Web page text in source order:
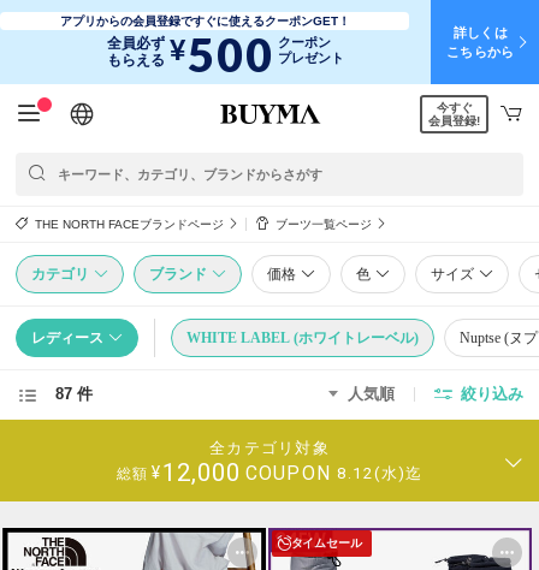
アプリからの会員登録ですぐに使えるクーポンGET！
全員必ず
もらえる ¥500 クーポン
プレゼント
詳しくは
こちらから
日本語
English
简体中文
繁體中文
今すぐ
会員登録!
THE NORTH FACEブランドページ ブーツ一覧ページ
カテゴリ ブランド 価格 色 サイズ
レディース WHITE LABEL (ホワイトレーベル) Nuptse (ヌ
87 件 人気順 絞り込み
全カテゴリ対象
総額 ¥12,000 COUPON 8.12(水)迄
タイムセール